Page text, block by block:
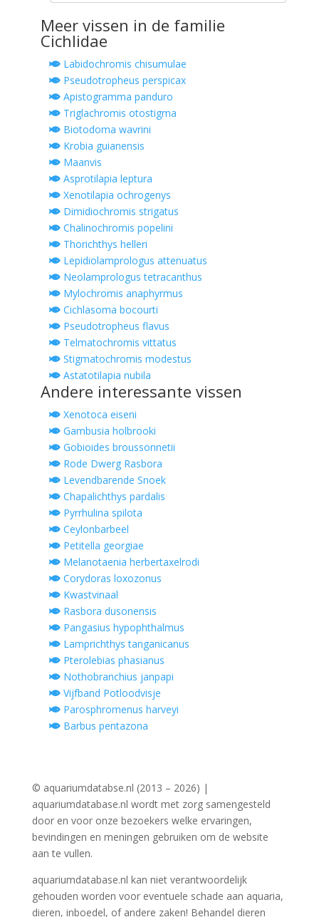
Meer vissen in de familie
Cichlidae
Labidochromis chisumulae
Pseudotropheus perspicax
Apistogramma panduro
Triglachromis otostigma
Biotodoma wavrini
Krobia guianensis
Maanvis
Asprotilapia leptura
Xenotilapia ochrogenys
Dimidiochromis strigatus
Chalinochromis popelini
Thorichthys helleri
Lepidiolamprologus attenuatus
Neolamprologus tetracanthus
Mylochromis anaphyrmus
Cichlasoma bocourti
Pseudotropheus flavus
Telmatochromis vittatus
Stigmatochromis modestus
Astatotilapia nubila
Andere interessante vissen
Xenotoca eiseni
Gambusia holbrooki
Gobioides broussonnetii
Rode Dwerg Rasbora
Levendbarende Snoek
Chapalichthys pardalis
Pyrrhulina spilota
Ceylonbarbeel
Petitella georgiae
Melanotaenia herbertaxelrodi
Corydoras loxozonus
Kwastvinaal
Rasbora dusonensis
Pangasius hypophthalmus
Lamprichthys tanganicanus
Pterolebias phasianus
Nothobranchius janpapi
Vijfband Potloodvisje
Parosphromenus harveyi
Barbus pentazona
© aquariumdatabse.nl (2013 – 2026) |
aquariumdatabase.nl wordt met zorg samengesteld
door en voor onze bezoekers welke ervaringen,
bevindingen en meningen gebruiken om de website
aan te vullen.
aquariumdatabase.nl kan niet verantwoordelijk
gehouden worden voor eventuele schade aan aquaria,
dieren, inboedel, of andere zaken! Behandel dieren